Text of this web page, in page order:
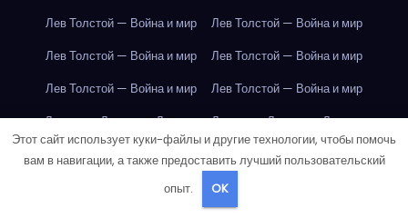
Лев Толстой — Война и мир
Лев Толстой — Война и мир
Лев Толстой — Война и мир
Лев Толстой — Война и мир
Лев Толстой — Война и мир
Лев Толстой — Война и мир
Лондон
Лондон Лондон Лондон Лондон
Лондон
Лондон
Лондон Лондон Лондон Лондон
Лондон
Лондон Лондон
Этот сайт использует куки-файлы и другие технологии, чтобы помочь
вам в навигации, а также предоставить лучший пользовательский
опыт.
OK